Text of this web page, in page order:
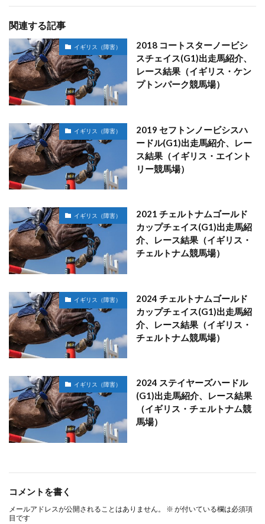
関連する記事
イギリス（障害）
2018 コートスターノービシ
スチェイス(G1)出走馬紹介、
レース結果（イギリス・ケン
プトンパーク競馬場）
イギリス（障害）
2019 セフトンノービシスハ
ードル(G1)出走馬紹介、レー
ス結果（イギリス・エイント
リー競馬場）
イギリス（障害）
2021 チェルトナムゴールド
カップチェイス(G1)出走馬紹
介、レース結果（イギリス・
チェルトナム競馬場）
イギリス（障害）
2024 チェルトナムゴールド
カップチェイス(G1)出走馬紹
介、レース結果（イギリス・
チェルトナム競馬場）
イギリス（障害）
2024 ステイヤーズハードル
(G1)出走馬紹介、レース結果
（イギリス・チェルトナム競
馬場）
コメントを書く
メールアドレスが公開されることはありません。 ※ が付いている欄は必須項
目です